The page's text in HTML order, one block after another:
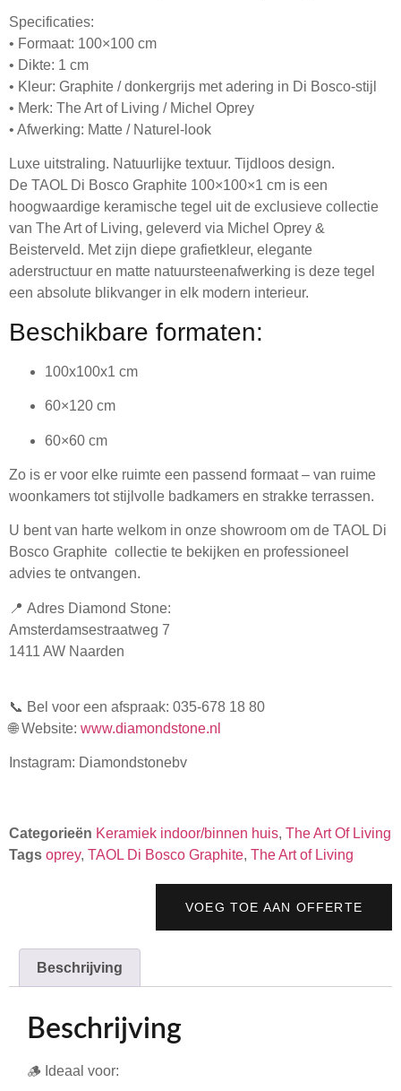
Specificaties:
• Formaat: 100×100 cm
• Dikte: 1 cm
• Kleur: Graphite / donkergrijs met adering in Di Bosco‑stijl
• Merk: The Art of Living / Michel Oprey
• Afwerking: Matte / Naturel‑look
Luxe uitstraling. Natuurlijke textuur. Tijdloos design.
De TAOL Di Bosco Graphite 100×100×1 cm is een
hoogwaardige keramische tegel uit de exclusieve collectie
van The Art of Living, geleverd via Michel Oprey &
Beisterveld. Met zijn diepe grafietkleur, elegante
aderstructuur en matte natuursteenafwerking is deze tegel
een absolute blikvanger in elk modern interieur.
Beschikbare formaten:
100x100x1 cm
60×120 cm
60×60 cm
Zo is er voor elke ruimte een passend formaat – van ruime
woonkamers tot stijlvolle badkamers en strakke terrassen.
U bent van harte welkom in onze showroom om de TAOL Di
Bosco Graphite collectie te bekijken en professioneel
advies te ontvangen.
📍 Adres Diamond Stone:
Amsterdamsestraatweg 7
1411 AW Naarden
📞 Bel voor een afspraak: 035-678 18 80
🌐 Website: www.diamondstone.nl
Instagram: Diamondstonebv
Categorieën Keramiek indoor/binnen huis, The Art Of Living
Tags oprey, TAOL Di Bosco Graphite, The Art of Living
VOEG TOE AAN OFFERTE
Beschrijving
Beschrijving
🪵 Ideaal voor: